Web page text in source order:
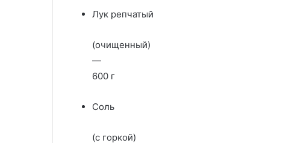
Лук репчатый
(очищенный)
—
600 г
Соль
(с горкой)